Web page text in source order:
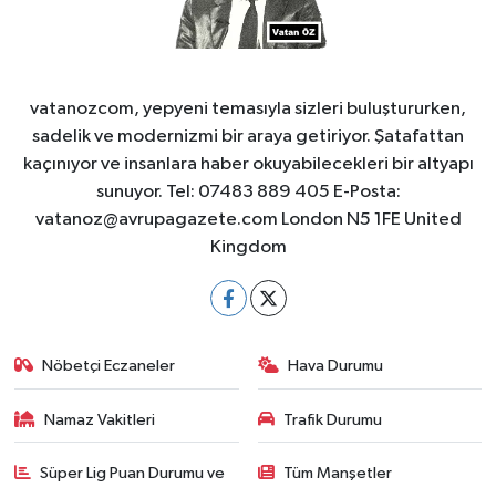
vatanozcom, yepyeni temasıyla sizleri buluştururken,
sadelik ve modernizmi bir araya getiriyor. Şatafattan
kaçınıyor ve insanlara haber okuyabilecekleri bir altyapı
sunuyor. Tel: 07483 889 405 E-Posta:
vatanoz@avrupagazete.com London N5 1FE United
Kingdom
Nöbetçi Eczaneler Hava Durumu
Namaz Vakitleri Trafik Durumu
Süper Lig Puan Durumu ve Tüm Manşetler